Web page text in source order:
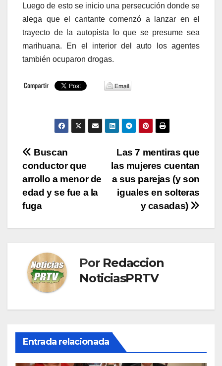
Luego de esto se inicio una persecución donde se
alega que el cantante comenzó a lanzar en el
trayecto de la autopista lo que se presume sea
marihuana. En el interior del auto los agentes
también ocuparon drogas.
Navegación
de
entradas
Las 7 mentiras que
las mujeres cuentan
a sus parejas (y son
iguales en solteras
y casadas)
Buscan
conductor que
arrollo a menor de
edad y se fue a la
fuga
Por Redaccion
NoticiasPRTV
Entrada relacionada